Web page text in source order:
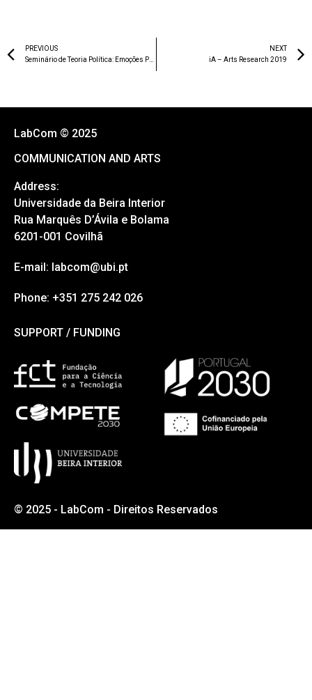
PREVIOUS
NEXT
iA – Arts Research 2019
LabCom © 2025
COMMUNICATION AND ARTS
Address:
Universidade da Beira Interior
Rua Marquês D’Ávila e Bolama
6201-001 Covilhã
E-mail: labcom@ubi.pt
Phone: +351 275 242 026
SUPPORT / FUNDING
© 2025 - LabCom - Direitos Reservados